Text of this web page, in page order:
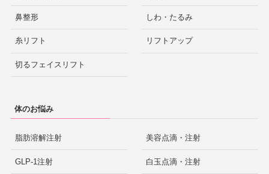
鼻整形
糸リフト
切るフェイスリフト
しわ・たるみ
リフトアップ
体のお悩み
脂肪溶解注射
GLP-1注射
美容点滴・注射
白玉点滴・注射